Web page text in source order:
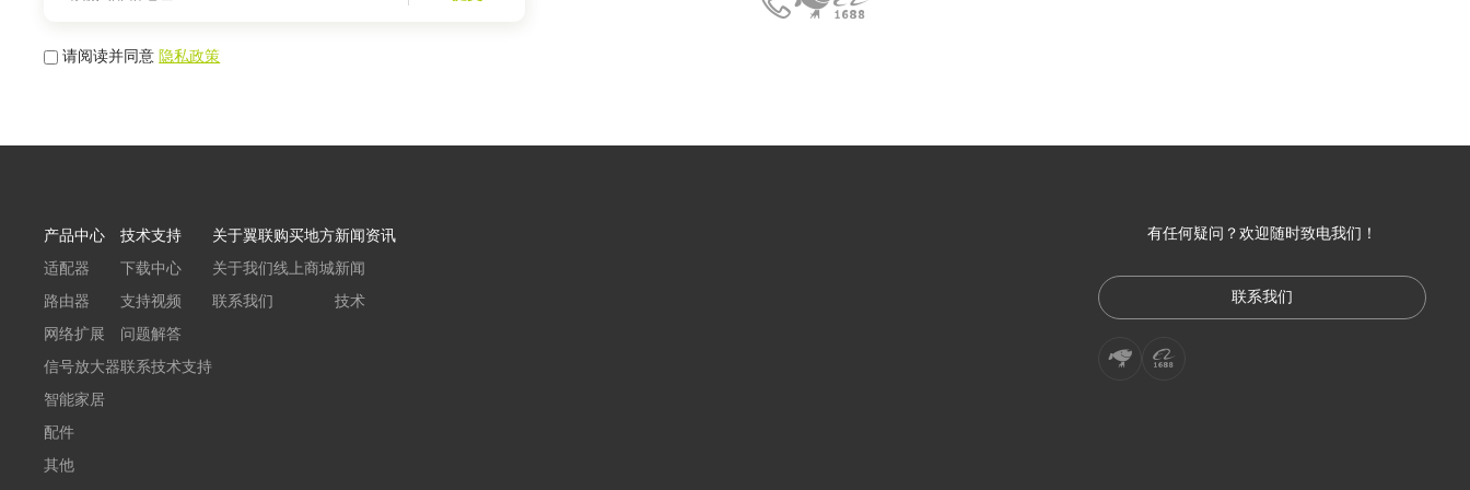
请阅读并同意隐私政策
产品中心
适配器
路由器
网络扩展
信号放大器
智能家居
配件
其他
技术支持
下载中心
支持视频
问题解答
联系技术支持
关于翼联
关于我们
联系我们
购买地方
线上商城
新闻资讯
新闻
技术
有任何疑问？欢迎随时致电我们！
联系我们